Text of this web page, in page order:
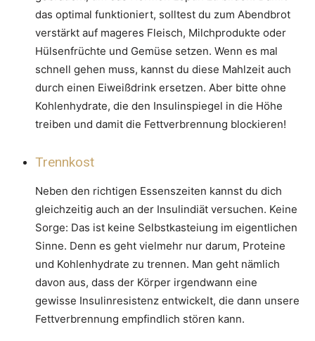
das optimal funktioniert, solltest du zum Abendbrot
verstärkt auf mageres Fleisch, Milchprodukte oder
Hülsenfrüchte und Gemüse setzen. Wenn es mal
schnell gehen muss, kannst du diese Mahlzeit auch
durch einen Eiweißdrink ersetzen. Aber bitte ohne
Kohlenhydrate, die den Insulinspiegel in die Höhe
treiben und damit die Fettverbrennung blockieren!
Trennkost
Neben den richtigen Essenszeiten kannst du dich
gleichzeitig auch an der Insulindiät versuchen. Keine
Sorge: Das ist keine Selbstkasteiung im eigentlichen
Sinne. Denn es geht vielmehr nur darum, Proteine
und Kohlenhydrate zu trennen. Man geht nämlich
davon aus, dass der Körper irgendwann eine
gewisse Insulinresistenz entwickelt, die dann unsere
Fettverbrennung empfindlich stören kann.